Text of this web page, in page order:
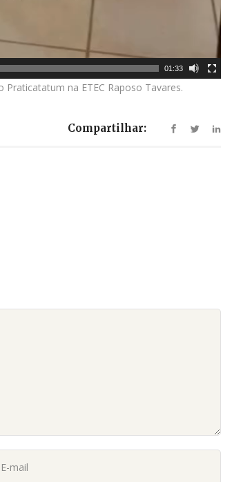
01:33
na ETEC Raposo Tavares.
Compartilhar: